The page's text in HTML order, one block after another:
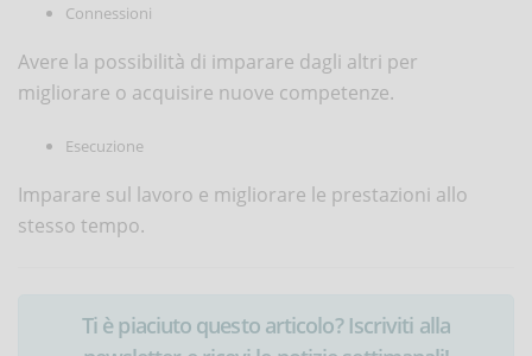
Connessioni
Avere la possibilità di imparare dagli altri per
migliorare o acquisire nuove competenze.
Esecuzione
Imparare sul lavoro e migliorare le prestazioni allo
stesso tempo.
Ti è piaciuto questo articolo? Iscriviti alla